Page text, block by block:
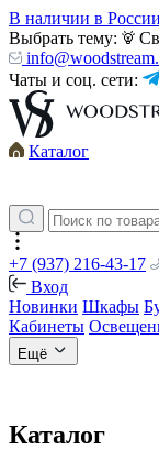
В наличии в России
Выбрать тему:
Чаты и соц. сети:
Каталог
+7 (937) 216-43-17
Вход
Новинки Шкафы
Кабинеты
Ещё
Каталог